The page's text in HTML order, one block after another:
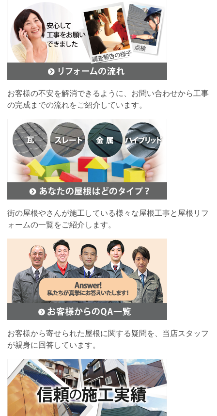
お客様の不安を解消できるように、お問い合わせから工事
の完成までの流れをご紹介しています。
街の屋根やさんが施工している様々な屋根工事と屋根リフ
ォームの一覧をご紹介します。
お客様から寄せられた屋根に関する疑問を、当店スタッフ
が親身に回答しています。